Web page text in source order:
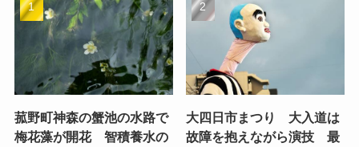
菰野町神森の蟹池の水路で
梅花藻が開花 智積養水の
大四日市まつり 大入道は
故障を抱えながら演技 最